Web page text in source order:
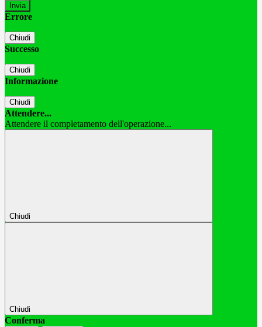
Errore
Chiudi
Successo
Chiudi
Informazione
Chiudi
Attendere...
Attendere il completamento dell'operazione...
Chiudi
Chiudi
Conferma